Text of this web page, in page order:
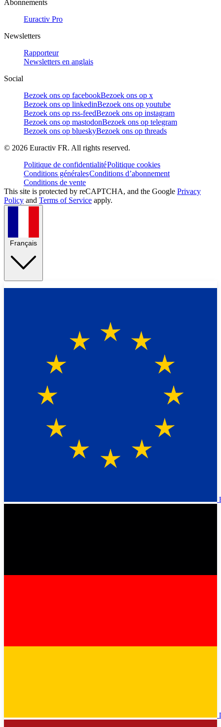
Abonnements
Euractiv Pro
Newsletters
Rapporteur
Newsletters en anglais
Social
Bezoek ons op facebookBezoek ons op x
Bezoek ons op linkedinBezoek ons op youtube
Bezoek ons op rss-feedBezoek ons op instagram
Bezoek ons op mastodonBezoek ons op telegram
Bezoek ons op blueskyBezoek ons op threads
© 2026 Euractiv FR. All rights reserved.
Politique de confidentialitéPolitique cookies
Conditions généralesConditions d’abonnement
Conditions de vente
This site is protected by reCAPTCHA, and the Google Privacy
Policy and Terms of Service apply.
Français